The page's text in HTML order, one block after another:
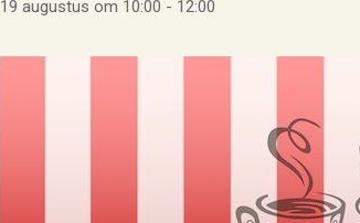
19 augustus om 10:00 - 12:00